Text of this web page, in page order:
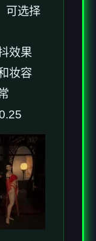
可选择
效果
妆容